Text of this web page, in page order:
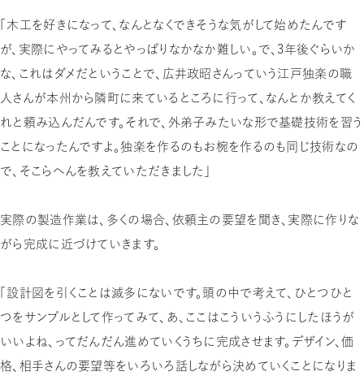
「木工を好きになって、なんとなくできそうな気がして始めたんです
が、実際にやってみるとやっぱりなかなか難しい。で、3年後ぐらいか
な、これはダメだということで、広井政昭さんっていう江戸独楽の職
人さんが本州から隣町に来ているところに行って、なんとか教えてく
れと頼み込んだんです。それで、外弟子みたいな形で基礎技術を習う
ことになったんですよ。独楽を作るのもお椀を作るのも同じ技術なの
で、そこらへんを教えていただきました」
実際の製造作業は、多くの場合、依頼主の要望を聞き、実際に作りな
がら完成に近づけていきます。
「設計図を引くことは滅多にないです。頭の中で考えて、ひとつひと
つをサンプルとして作ってみて、あ、ここはこういうふうにしたほうが
いいよね、ってだんだん進めていくうちに完成させます。デザイン、価
格、相手さんの要望等をいろいろ話しながら決めていくことになりま